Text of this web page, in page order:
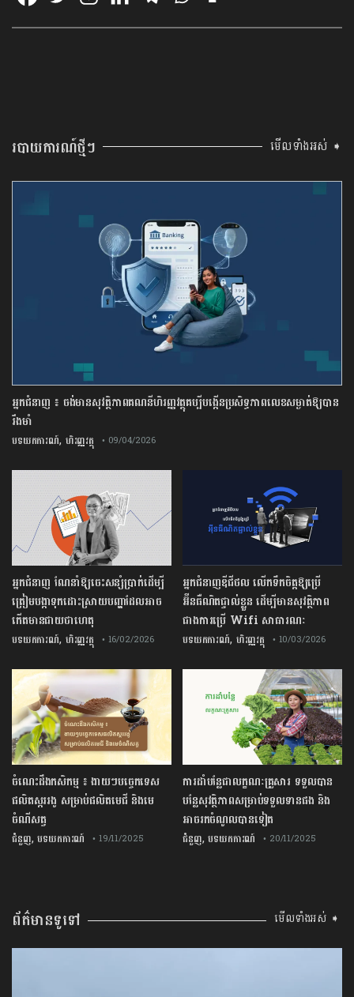
របាយការណ៍ថ្មីៗ មើលទាំងអស់ ➧
អ្នកជំនាញ ៖ ចង់មានសុវត្ថិភាពគណនីហិរញ្ញវត្ថុគប្បីបង្កើនប្រសិទ្ធភាពលេខសម្ងាត់ឱ្យបាន
រឹងមាំ
បទយកការណ៍, ហិរញ្ញវត្ថុ • 09/04/2026
អ្នកជំនាញឌីជីថល លើកទឹកចិត្តឱ្យប្រើ
អ៊ីនធឺណិតផ្ទាល់ខ្លួន ដើម្បីមានសុវត្ថិភាព
ជាងការប្រើ Wifi​ សាធារណៈ
បទយកការណ៍, ហិរញ្ញវត្ថុ • 10/03/2026
អ្នកជំនាញ ណែនាំឱ្យចេះសន្សំប្រាក់ដើម្បី
ត្រៀមបង្កាទុកដោះស្រាយបញ្ហាដែលអាច
កើតមានជាយថាហេតុ
បទយកការណ៍, ហិរញ្ញវត្ថុ • 16/02/2026
ការដាំបន្លែជាលក្ខណៈគ្រួសារ ទទួលបាន
បន្លែសុវត្ថិភាពសម្រាប់ទទួលទានផង និង
អាចរកចំណូលបានទៀត
ជំនួញ,បទយកការណ៍ • 20/11/2025
ចំណេះដឹងកសិកម្ម ៖ ងាយៗបច្ចេកទេស
ផលិតស្កររងូ សម្រាប់ផលិតមេជី និងមេ
ចំណីសត្វ
ជំនួញ,បទយកការណ៍ • 19/11/2025
ព័ត៌មានទូទៅ មើលទាំងអស់ ➧